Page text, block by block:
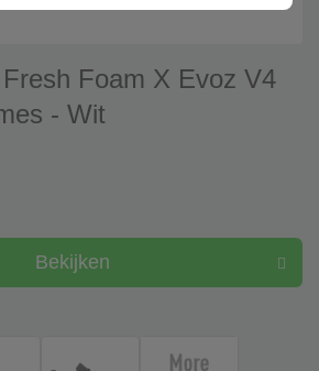
Foam X Evoz V4
- Wit
Bekijken